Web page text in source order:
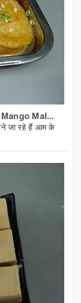
Mal...
जा रहे हैं आम के